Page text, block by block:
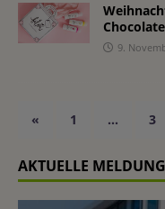
9.
« 1 … 3
AKTUELLE